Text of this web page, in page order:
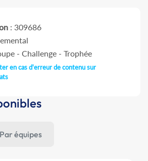
: 309686
- Challenge - Trophée
en cas d'erreur de contenu sur
Par équipes